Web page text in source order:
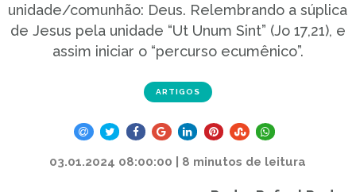
unidade/comunhão: Deus. Relembrando a súplica
de Jesus pela unidade “Ut Unum Sint” (Jo 17,21), e
assim iniciar o “percurso ecumênico”.
ARTIGOS
03.01.2024 08:00:00 | 8 minutos de leitura